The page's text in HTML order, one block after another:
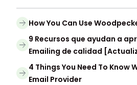
How You Can Use
9 Recursos que ayudan a
Emailing de calidad
4 Things You Need To Know
Email Provider